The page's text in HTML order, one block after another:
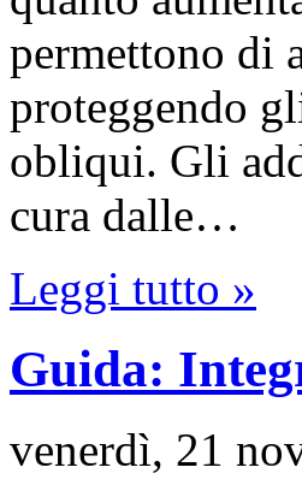
permettono di
proteggendo
obliqui. Gli
cura dalle…
Leggi tutto »
Guida:
venerdì, 21